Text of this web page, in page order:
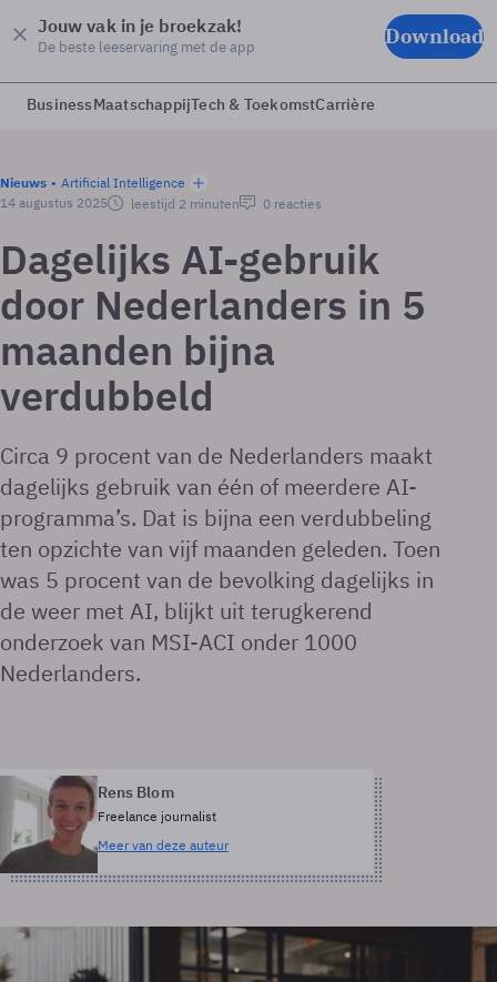
Jouw vak in je broekzak!
De beste leeservaring met de app Download
BusinessMaatschappijTech & ToekomstCarrière
Nieuws
Artificial Intelligence
14 augustus 2025
leestijd 2 minuten 0 reacties
Dagelijks AI-gebruik
door Nederlanders in 5
maanden bijna
verdubbeld
Circa 9 procent van de Nederlanders maakt
dagelijks gebruik van één of meerdere AI-
programma’s. Dat is bijna een verdubbeling
ten opzichte van vijf maanden geleden. Toen
was 5 procent van de bevolking dagelijks in
de weer met AI, blijkt uit terugkerend
onderzoek van MSI-ACI onder 1000
Nederlanders.
Rens Blom
Freelance journalist
Meer van deze auteur